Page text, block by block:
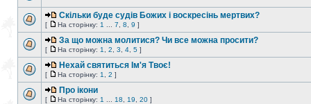
Скільки буде судів Божих і воскресінь мертвих?
[ На сторінку: 1 7 8 9 ]
За що можна молитися? Чи все можна просити?
[ На сторінку: 1 2 3 4 5 ]
Нехай святиться Ім'я Твоє!
[ На сторінку: 1 2 ]
Про ікони
[ На сторінку: 1 18 19 20 ]